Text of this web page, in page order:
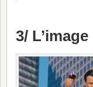
3/ L’image